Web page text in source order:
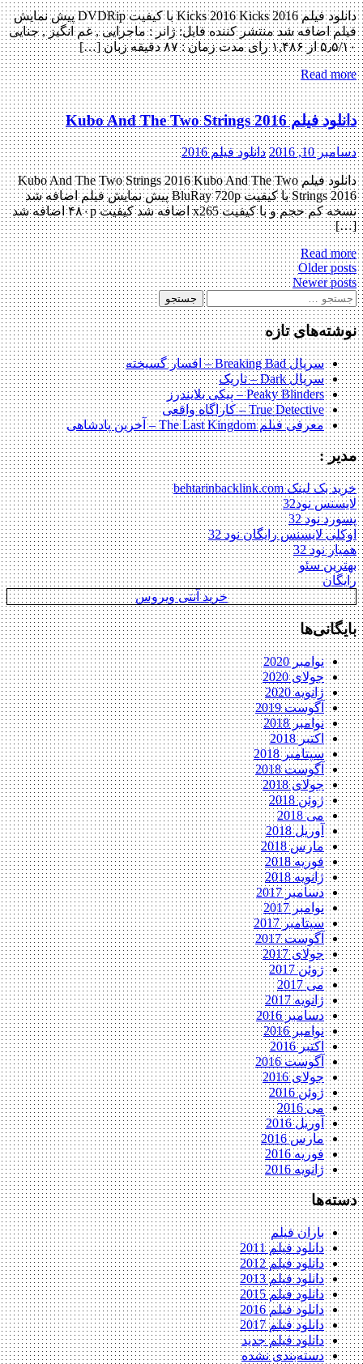
دانلود فیلم Kicks 2016 Kicks 2016 با کیفیت DVDRip پیش نمایش
فیلم اضافه شد منتشر کننده فایل: ژانر : ماجرایی , غم انگیز , جنایی
۵٫۵/۱۰ از ۱,۴۸۶ رای مدت زمان : ۸۷ دقیقه زبان […]
Read more
دانلود فیلم Kubo And The Two Strings 2016
دسامبر 10, 2016 دانلود فیلم 2016
دانلود فیلم Kubo And The Two Strings 2016 Kubo And The Two
Strings 2016 با کیفیت BluRay 720p پیش نمایش فیلم اضافه شد
نسخه کم حجم و با کیفیت x265 اضافه شد کیفیت ۴۸۰p اضافه شد
[…]
Read more
Posts
navigation
Older posts
Newer posts
جستجو
برای:
نوشته‌های تازه
سریال Breaking Bad – افسار گسیخته
سریال Dark – تاریک
Peaky Blinders – پیکی بلایندرز
True Detective – کاراگاه واقعی
معرفی فیلم The Last Kingdom – آخرین پادشاهی
مدیر :
خرید بک لینک behtarinbacklink.com
لایسنس نود32
پسورد نود 32
اوکلی لایسنس رایگان نود 32
همیار نود 32
بهترین سئو
رایگان
خرید آنتی ویروس
بایگانی‌ها
نوامبر 2020
جولای 2020
ژانویه 2020
آگوست 2019
نوامبر 2018
اکتبر 2018
سپتامبر 2018
آگوست 2018
جولای 2018
ژوئن 2018
می 2018
آوریل 2018
مارس 2018
فوریه 2018
ژانویه 2018
دسامبر 2017
نوامبر 2017
سپتامبر 2017
آگوست 2017
جولای 2017
ژوئن 2017
می 2017
ژانویه 2017
دسامبر 2016
نوامبر 2016
اکتبر 2016
آگوست 2016
جولای 2016
ژوئن 2016
می 2016
آوریل 2016
مارس 2016
فوریه 2016
ژانویه 2016
دسته‌ها
باران فیلم
دانلود فیلم 2011
دانلود فیلم 2012
دانلود فیلم 2013
دانلود فیلم 2015
دانلود فیلم 2016
دانلود فیلم 2017
دانلود فیلم جدید
دسته‌بندی نشده